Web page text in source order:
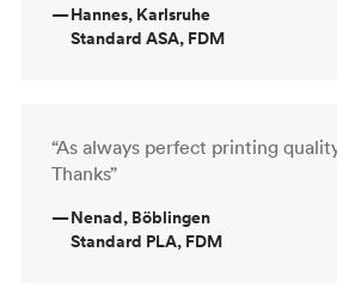
—Hannes, Karlsruhe
Standard ASA, FDM
“As always perfect printing
Thanks”
—Nenad, Böblingen
Standard PLA, FDM